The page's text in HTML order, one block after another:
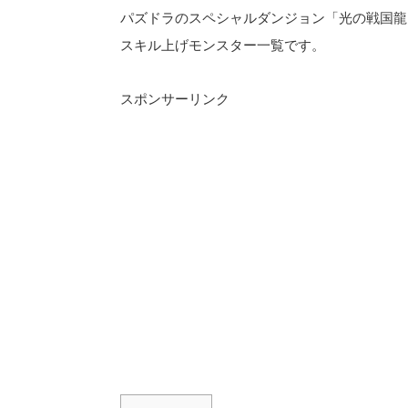
パズドラのスペシャルダンジョン「光の戦国
スキル上げモンスター一覧です。
スポンサーリンク